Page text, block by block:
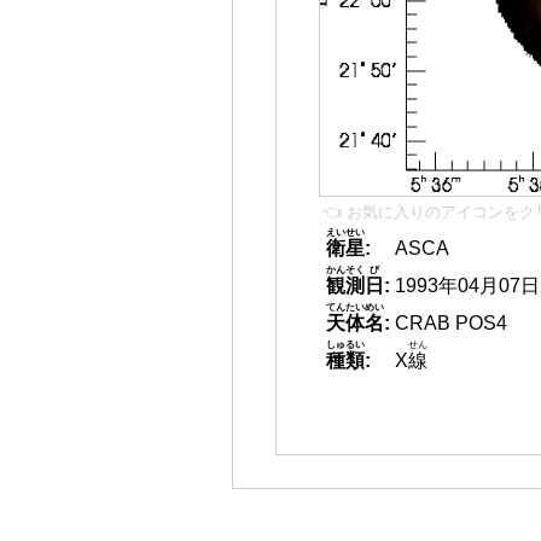
👈 お気に入りのアイコンをク
衛星
えいせい
:
ASCA
観測
かんそく
日
び
: 1993年04月07日
天体名
てんたいめい
: CRAB POS4
種類
しゅるい
: X線
せん